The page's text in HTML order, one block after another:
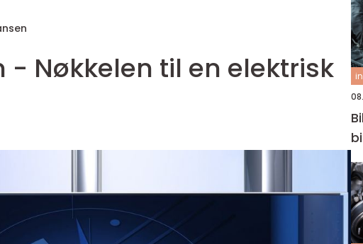
- Nøkkelen til en elektrisk